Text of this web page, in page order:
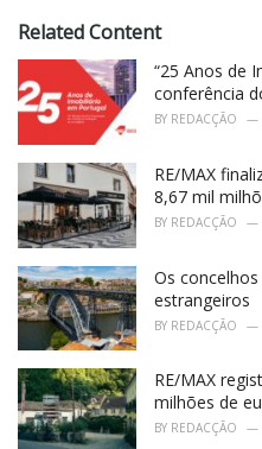
i
:
Related Content
“25 Anos de
conferência
BY REDACÇÃO
RE/MAX
8,67 mil
BY REDACÇÃO
Os
estrangeiros
BY REDACÇÃO
RE/MAX
milhões de
BY REDACÇÃO